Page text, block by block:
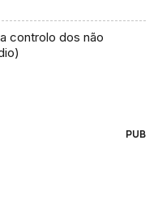
controlo dos não
PUB